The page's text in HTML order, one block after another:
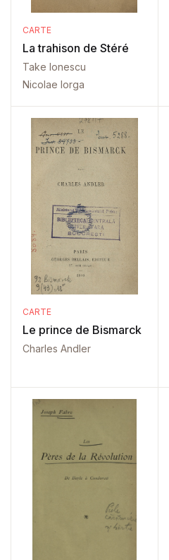
CARTE
La trahison de Stéré
Take Ionescu
Nicolae Iorga
CARTE
Le prince de Bismarck
Charles Andler